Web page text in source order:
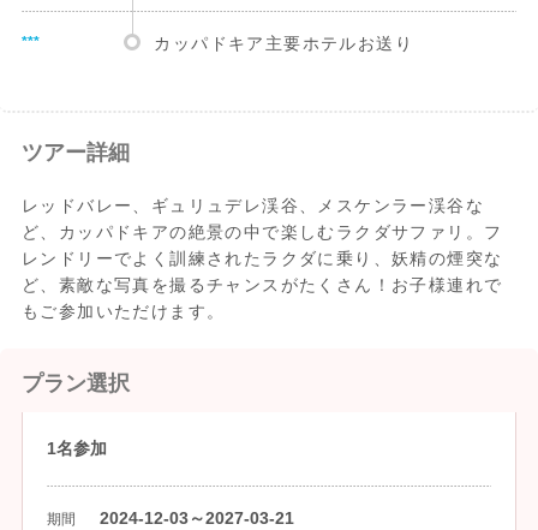
*** カッパドキア主要ホテルお送り
ツアー詳細
レッドバレー、ギュリュデレ渓谷、メスケンラー渓谷な
ど、カッパドキアの絶景の中で楽しむラクダサファリ。フ
レンドリーでよく訓練されたラクダに乗り、妖精の煙突な
ど、素敵な写真を撮るチャンスがたくさん！お子様連れで
もご参加いただけます。
プラン選択
1名参加
期間 2024-12-03～2027-03-21